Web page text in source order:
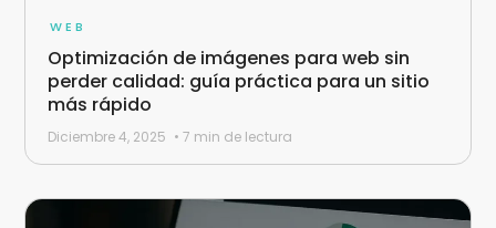
WEB
Optimización de imágenes para web sin
perder calidad: guía práctica para un sitio
más rápido
Diciembre 4, 2025 • 7 min de lectura